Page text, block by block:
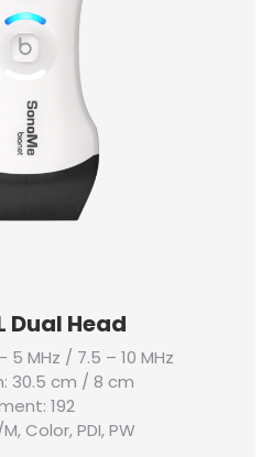
Dual Head
5 MHz / 7.5 – 10 MHz
30.5 cm / 8 cm
192
Color, PDI, PW